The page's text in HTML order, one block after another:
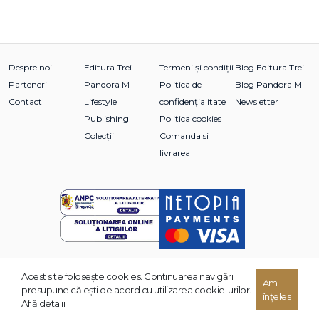
Scriitorul şi activitatea fantasmatică
O amintire din copilărie a lui Leonardo da Vinci
Notă introductivă
Capitolul VI
Motivul alegerii casetei
Notă introductivă
Capitolul I
Capitolul II
Moise al lui Michelangelo
Despre noi
Parteneri
Contact
Editura Trei
Pandora M
Lifestyle
Publishing
Colecții
Termeni și condiții
Politica de
confidențialitate
Politica cookies
Comanda si
livrarea
Blog Editura Trei
Blog Pandora M
Newsletter
© 2026 Grupul Editorial TREI. Toate drepturile rezervate.
Acest site foloseşte cookies. Continuarea navigării
presupune că eşti de acord cu utilizarea cookie-urilor.
Află detalii.
Am
înțeles